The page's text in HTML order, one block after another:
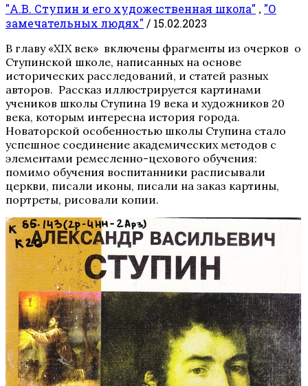
"А.В. Ступин и его художественная школа" , "О
замечательных людях" / 15.02.2023
В главу «XIX век» включены фрагменты из очерков о
Ступинской школе, написанных на основе
исторических расследований, и статей разных
авторов. Рассказ иллюстрируется картинами
учеников школы Ступина 19 века и художников 20
века, которым интересна история города.
Новаторской особенностью школы Ступина стало
успешное соединение академических методов с
элементами ремесленно-цехового обучения:
помимо обучения воспитанники расписывали
церкви, писали иконы, писали на заказ картины,
портреты, рисовали копии.